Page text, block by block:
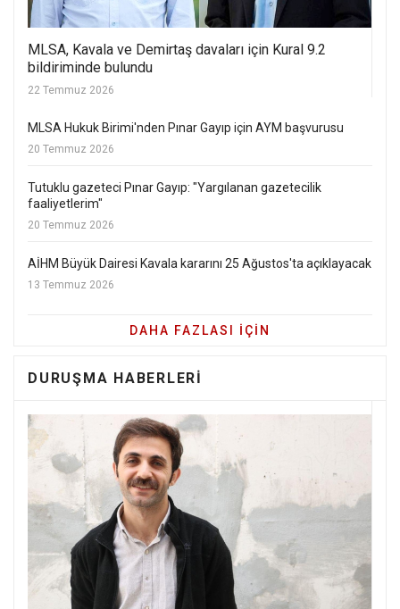
MLSA, Kavala ve Demirtaş davaları için Kural 9.2
bildiriminde bulundu
22 Temmuz 2026
MLSA Hukuk Birimi'nden Pınar Gayıp için AYM başvurusu
20 Temmuz 2026
Tutuklu gazeteci Pınar Gayıp: "Yargılanan gazetecilik
faaliyetlerim"
20 Temmuz 2026
AİHM Büyük Dairesi Kavala kararını 25 Ağustos'ta açıklayacak
13 Temmuz 2026
DAHA FAZLASI IÇIN
DURUŞMA HABERLERI